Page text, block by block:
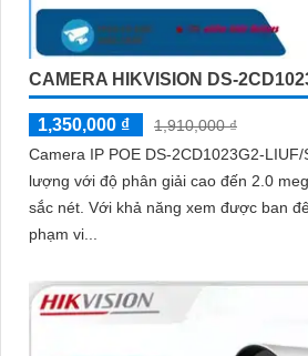
CAMERA HIKVISION DS-
1,350,000 ₫
1,910,000 ₫
Camera IP POE DS-2CD1023G2-
lượng với độ phân giải cao đến 2.0
sắc nét. Với khả năng xem được ban đêm full color trong
phạm vi...